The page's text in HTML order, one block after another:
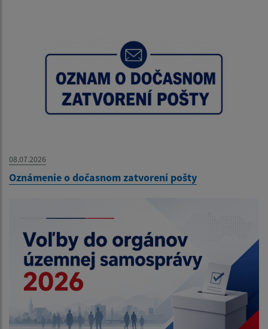
08.07.2026
Oznámenie o dočasnom zatvorení pošty